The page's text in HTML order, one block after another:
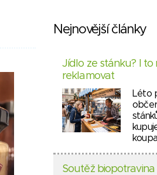
Nejnovější články
Jídlo ze stánku? I to
reklamovat
Léto
Soutěž biopotravina